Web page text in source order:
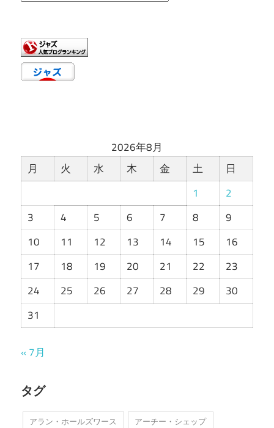
リ
ー
2026年8月
月
火 水 木 金 土
日
1
2
3
4 5 6 7 8
9
10
11 12 13 14 15
16
17
18 19 20 21 22
23
24
25 26 27 28 29
30
31
« 7月
タグ
アラン・ホールズワース
アーチー・シェップ